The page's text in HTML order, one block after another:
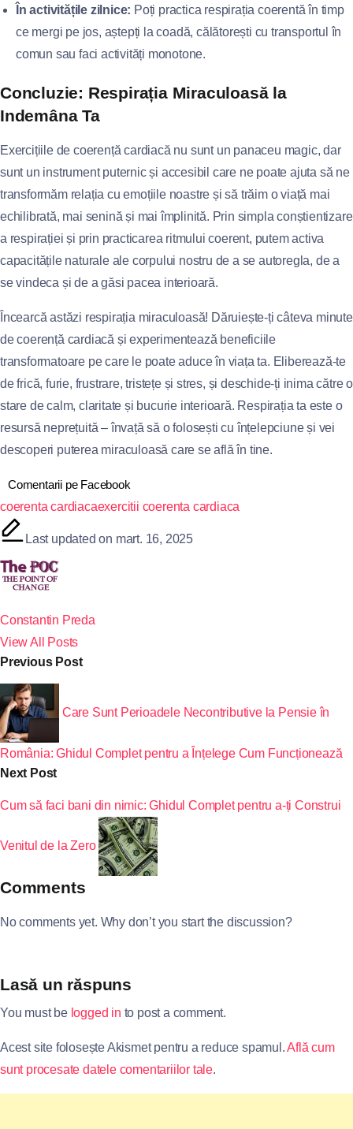
În activitățile zilnice: Poți practica respirația coerentă în timp
ce mergi pe jos, aștepți la coadă, călătorești cu transportul în
comun sau faci activități monotone.
Concluzie: Respirația Miraculoasă la
Indemâna Ta
Exercițiile de coerență cardiacă nu sunt un panaceu magic, dar
sunt un instrument puternic și accesibil care ne poate ajuta să ne
transformăm relația cu emoțiile noastre și să trăim o viață mai
echilibrată, mai senină și mai împlinită. Prin simpla conștientizare
a respirației și prin practicarea ritmului coerent, putem activa
capacitățile naturale ale corpului nostru de a se autoregla, de a
se vindeca și de a găsi pacea interioară.
Încearcă astăzi respirația miraculoasă! Dăruiește-ți câteva minute
de coerență cardiacă și experimentează beneficiile
transformatoare pe care le poate aduce în viața ta. Eliberează-te
de frică, furie, frustrare, tristețe și stres, și deschide-ți inima către o
stare de calm, claritate și bucurie interioară. Respirația ta este o
resursă neprețuită – învață să o folosești cu înțelepciune și vei
descoperi puterea miraculoasă care se află în tine.
Comentarii pe Facebook
coerenta cardiacaexercitii coerenta cardiaca
Last updated on mart. 16, 2025
Constantin Preda
View All Posts
Previous Post
Care Sunt Perioadele Necontributive la Pensie în
România: Ghidul Complet pentru a Înțelege Cum Funcționează
Next Post
Cum să faci bani din nimic: Ghidul Complet pentru a-ți Construi
Venitul de la Zero
Comments
No comments yet. Why don’t you start the discussion?
Lasă un răspuns
You must be logged in to post a comment.
Acest site folosește Akismet pentru a reduce spamul.Află cum
sunt procesate datele comentariilor tale.